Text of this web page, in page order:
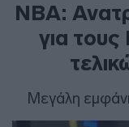
NBA:
για
Μεγάλη